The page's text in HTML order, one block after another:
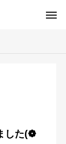
した(❁